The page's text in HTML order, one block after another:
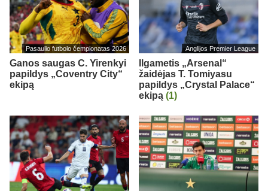
Pasaulio futbolo čempionatas 2026
Ganos saugas C. Yirenkyi
papildys „Coventry City“
ekipą
Anglijos Premier League
Ilgametis „Arsenal“
žaidėjas T. Tomiyasu
papildys „Crystal Palace“
ekipą (1)